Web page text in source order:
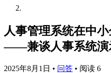
人事管理系统在中
——兼谈人事系统演
2025年8月1日 • 问答 • 阅读 6